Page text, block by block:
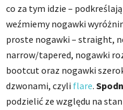
co za tym idzie –
weźmiemy nogawki
proste nogawki – straight,
narrow/tapered, nogawki
bootcut oraz nogawki
dzwonami, czyli flare.
podzielić ze względu na